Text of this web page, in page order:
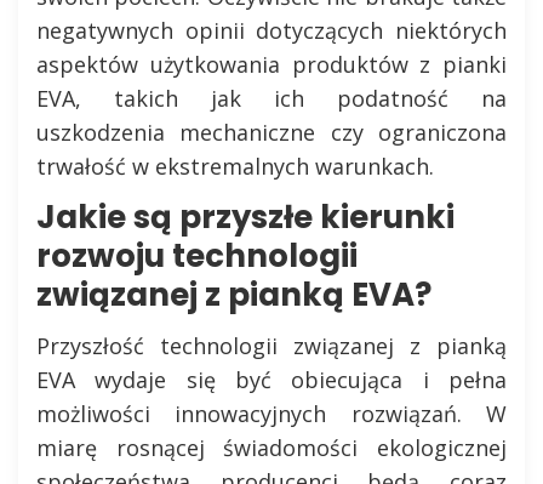
negatywnych opinii dotyczących niektórych
aspektów użytkowania produktów z pianki
EVA, takich jak ich podatność na
uszkodzenia mechaniczne czy ograniczona
trwałość w ekstremalnych warunkach.
Jakie są przyszłe kierunki
rozwoju technologii
związanej z pianką EVA?
Przyszłość technologii związanej z pianką
EVA wydaje się być obiecująca i pełna
możliwości innowacyjnych rozwiązań. W
miarę rosnącej świadomości ekologicznej